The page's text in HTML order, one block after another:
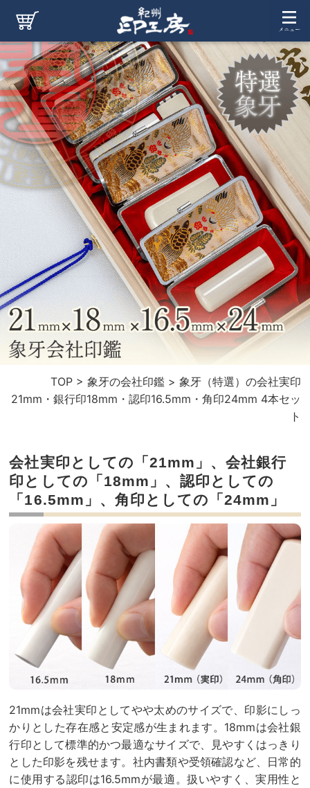
TOP> 象牙の会社印鑑> 象牙（特選）の会社実印
21mm・銀行印18mm・認印16.5mm・角印24mm 4本セッ
ト
会社実印としての「21mm」、会社銀行
印としての「18mm」、認印としての
「16.5mm」、角印としての「24mm」
21mmは会社実印としてやや太めのサイズで、印影にしっ
かりとした存在感と安定感が生まれます。18mmは会社銀
行印として標準的かつ最適なサイズで、見やすくはっきり
とした印影を残せます。社内書類や受領確認など、日常的
に使用する認印は16.5mmが最適。扱いやすく、実用性と